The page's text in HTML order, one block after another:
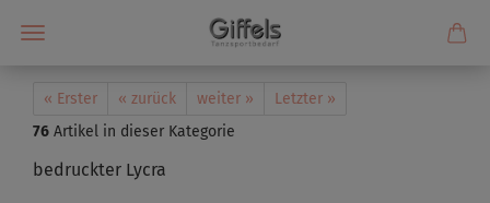
« Erster « zurück weiter »
Letzter »
76 Artikel in dieser Kategorie
bedruckter Lycra